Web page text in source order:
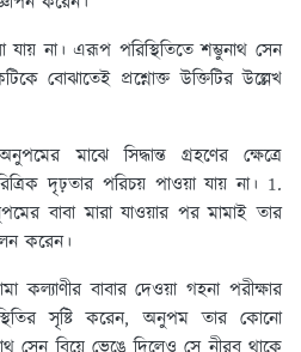
না। এরূপ পরিস্থিতিতে শম্ভুনাথ সেন
বোঝাতেই প্রশ্নোক্ত উক্তিটির উল্লেখ
মাঝে সিদ্ধান্ত গ্রহণের ক্ষেত্রে
দৃঢ়তার পরিচয় পাওয়া যায় না। 1.
বাবা মারা যাওয়ার পর মামাই তার
করেন।
বাবার দেওয়া গহনা পরীক্ষার
সৃষ্টি করেন, অনুপম তার কোনো